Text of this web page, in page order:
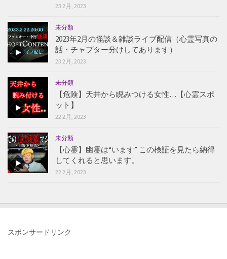
23 2月, 2023
未分類
2023年2月の怪談＆雑談ライブ配信（心霊写真の
話・チャプター分けしてあります）
23 2月, 2023
未分類
【危険】天井から睨みつける女性…【心霊スポ
ット】
22 2月, 2023
未分類
【心霊】幽霊は“います” この検証を見たら納得
してくれると思います。
22 2月, 2023
スポンサードリンク